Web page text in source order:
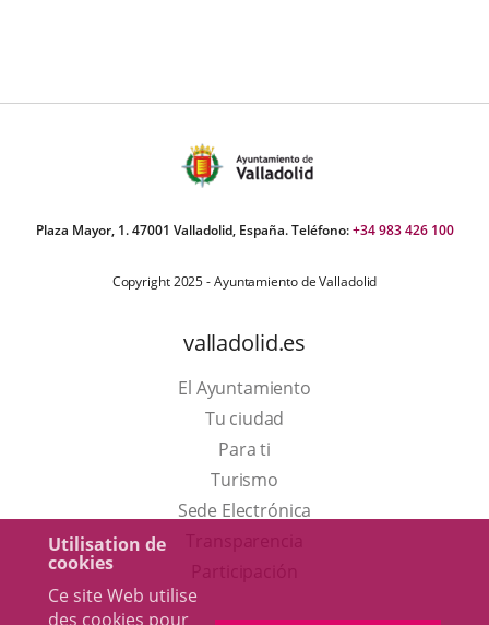
Utilisation de
cookies
Ce site Web utilise
des cookies pour
Plaza Mayor, 1. 47001 Valladolid, España. Teléfono:+34 983 426 100
Copyright 2025 - Ayuntamiento de Valladolid
valladolid.es
El Ayuntamiento
Tu ciudad
Para ti
TurismoEste
enlace
Sede Electrónica